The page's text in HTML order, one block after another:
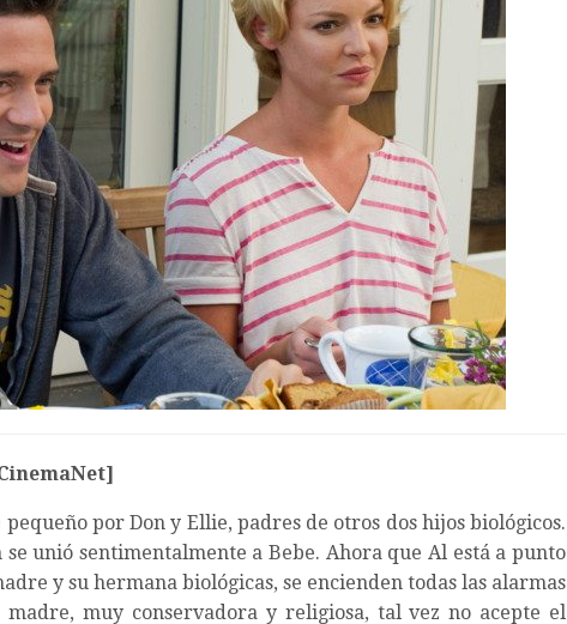
por Don y Ellie, padres de otros dos hijos biológicos.
unió sentimentalmente a Bebe. Ahora que Al está a punto
y su hermana biológicas, se encienden todas las alarmas
muy conservadora y religiosa, tal vez no acepte el